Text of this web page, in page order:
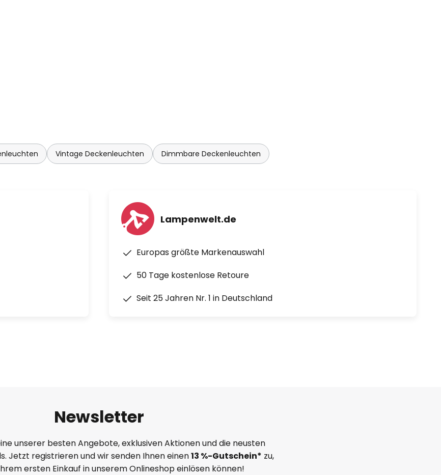
Vintage Deckenleuchten Dimmbare Deckenleuchten
Lampenwelt.de
Europas größte Markenauswahl
50 Tage kostenlose Retoure
Seit 25 Jahren Nr. 1 in Deutschland
Newsletter
unserer besten Angebote, exklusiven Aktionen und die neusten
Jetzt registrieren und wir senden Ihnen einen13 %-Gutschein* zu,
ersten Einkauf in unserem Onlineshop einlösen können!